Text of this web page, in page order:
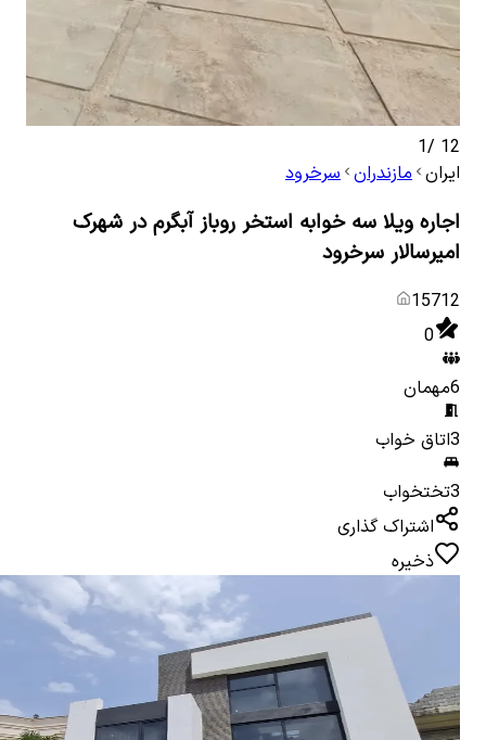
12
/
1
ایران مازندران سرخرود
اجاره ویلا سه خوابه استخر روباز آبگرم در شهرک
امیرسالار سرخرود
15712
0
6مهمان
3اتاق خواب
3تختخواب
اشتراک گذاری
ذخیره